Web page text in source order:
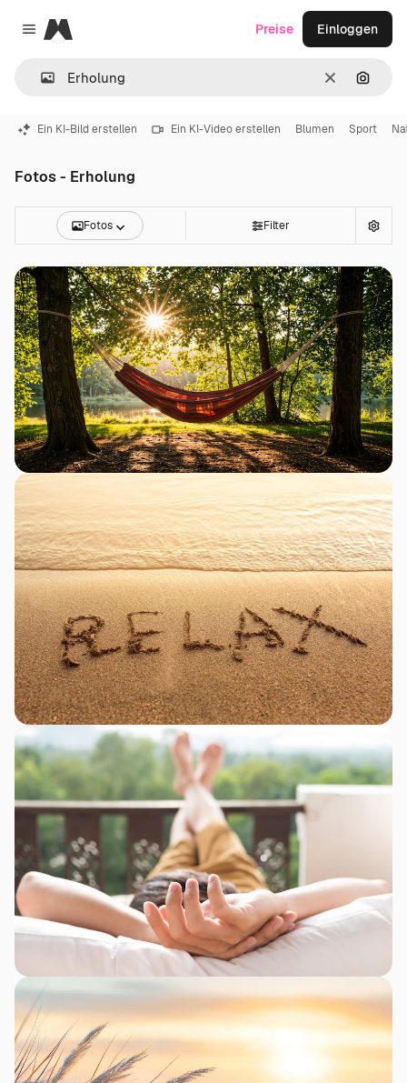
Close menu
Magnific
LöschenNach
Preise Einloggen
Ein KI-Bild erstellen Ein KI-Video erstellen Blumen Sport
Fotos - Erholung
Fotos Filter